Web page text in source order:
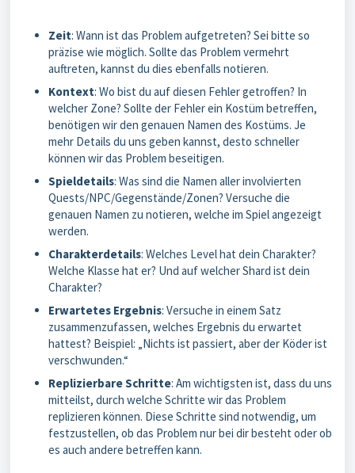
Zeit: Wann ist das Problem aufgetreten? Sei bitte so
präzise wie möglich. Sollte das Problem vermehrt
auftreten, kannst du dies ebenfalls notieren.
Kontext: Wo bist du auf diesen Fehler getroffen? In
welcher Zone? Sollte der Fehler ein Kostüm betreffen,
benötigen wir den genauen Namen des Kostüms. Je
mehr Details du uns geben kannst, desto schneller
können wir das Problem beseitigen.
Spieldetails: Was sind die Namen aller involvierten
Quests/NPC/Gegenstände/Zonen? Versuche die
genauen Namen zu notieren, welche im Spiel angezeigt
werden.
Charakterdetails: Welches Level hat dein Charakter?
Welche Klasse hat er? Und auf welcher Shard ist dein
Charakter?
Erwartetes Ergebnis: Versuche in einem Satz
zusammenzufassen, welches Ergebnis du erwartet
hattest? Beispiel: „Nichts ist passiert, aber der Köder ist
verschwunden.“
Replizierbare Schritte: Am wichtigsten ist, dass du uns
mitteilst, durch welche Schritte wir das Problem
replizieren können. Diese Schritte sind notwendig, um
festzustellen, ob das Problem nur bei dir besteht oder ob
es auch andere betreffen kann.